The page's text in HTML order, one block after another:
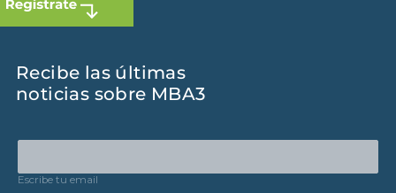
Recibe las últimas
noticias sobre MBA3
Escribe tu email